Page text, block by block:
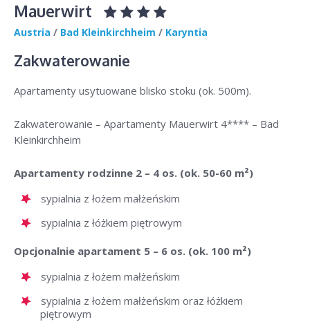
Mauerwirt
Austria / Bad Kleinkirchheim / Karyntia
Zakwaterowanie
Apartamenty usytuowane blisko stoku (ok. 500m).
Zakwaterowanie – Apartamenty Mauerwirt 4**** – Bad
Kleinkirchheim
Apartamenty rodzinne 2 – 4 os. (ok. 50-60 m²)
sypialnia z łożem małżeńskim
sypialnia z łóżkiem piętrowym
Opcjonalnie apartament 5 – 6 os. (ok. 100 m²)
sypialnia z łożem małżeńskim
sypialnia z łożem małżeńskim oraz łóżkiem
piętrowym